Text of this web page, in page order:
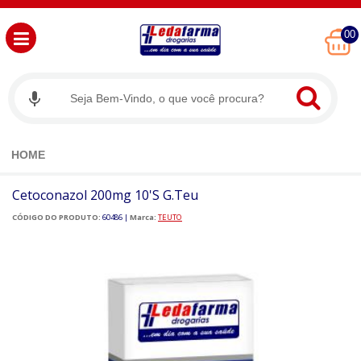
00
HOME
Cetoconazol 200mg 10'S G.Teu
CÓDIGO DO PRODUTO: 60486 | Marca: TEUTO